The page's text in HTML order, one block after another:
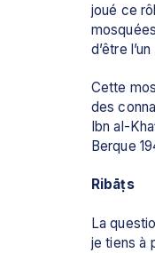
joué ce
d’être
Cette
des
Ibn al-
Berque
Ribāṭs
La
je tiens à